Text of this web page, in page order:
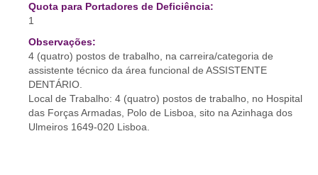
Quota para Portadores de Deficiência:
1
Observações:
4 (quatro) postos de trabalho, na carreira/categoria de
assistente técnico da área funcional de ASSISTENTE
DENTÁRIO.
Local de Trabalho: 4 (quatro) postos de trabalho, no Hospital
das Forças Armadas, Polo de Lisboa, sito na Azinhaga dos
Ulmeiros 1649-020 Lisboa.